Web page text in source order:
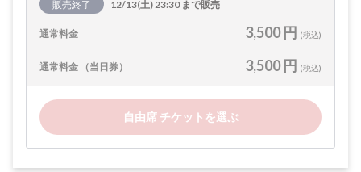
販売終了 12/13(土) 23:30 まで販売
通常料金 3,500 円 (税込)
通常料金 （当日券） 3,500 円 (税込)
自由席 チケットを選ぶ